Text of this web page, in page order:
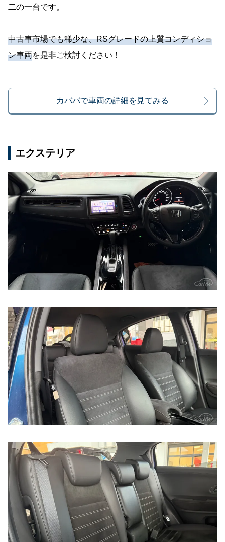
二の一台です。
中古車市場でも稀少な、RSグレードの上質コンディショ
ン車両を是非ご検討ください！
カババで車両の詳細を見てみる
エクステリア